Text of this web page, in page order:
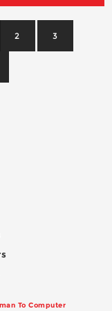
2 3
To Computer